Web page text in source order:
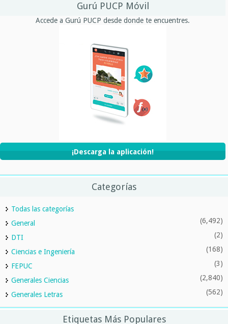
Gurú PUCP Móvil
Accede a Gurú PUCP desde donde te encuentres.
¡Descarga la aplicación!
Categorías
Todas las categorías
General
(6,492)
DTI (2)
Ciencias e Ingeniería (168)
FEPUC (3)
Generales Ciencias (2,840)
Generales Letras (562)
Etiquetas Más Populares